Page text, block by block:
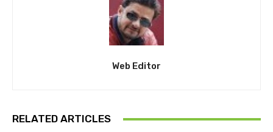
Web Editor
RELATED ARTICLES